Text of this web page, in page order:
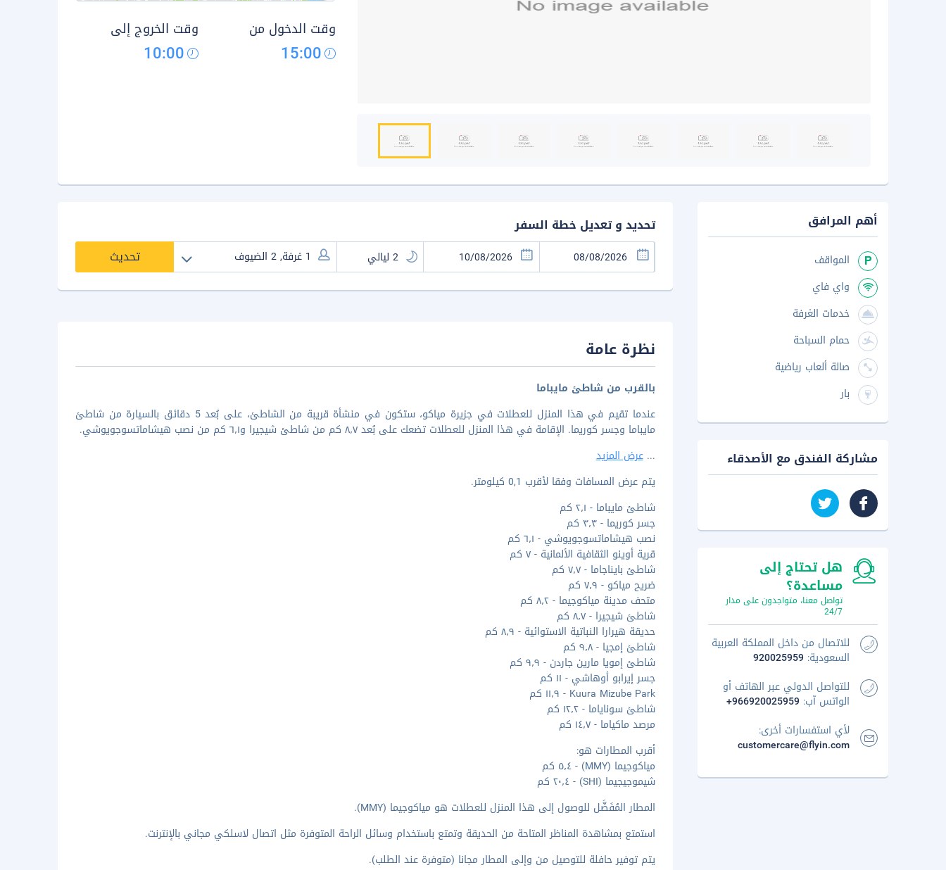
وقت الدخول من
15:00
وقت الخروج إلى
10:00
تحديد و تعديل خطة السفر
تحديث
نظرة عامة
بالقرب من شاطئ مايباما
عندما تقيم في هذا المنزل للعطلات في جزيرة مياكو، ستكون في منشأة قريبة من الشاطئ، على بُعد 5 دقائق بالسيارة من شاطئ
مايباما وجسر كوريما. الإقامة في هذا المنزل للعطلات تضعك على بُعد ٨٫٧ كم من شاطئ شيجيرا و٦٫١ كم من نصب هيشاماتسوجويوشي.
...عرض المزيد
يتم عرض المسافات وفقا لأقرب 0,1 كيلومتر.
شاطئ مايباما - ٢٫١ كم
جسر كوريما - ٣٫٣ كم
نصب هيشاماتسوجويوشي - ٦٫١ كم
قرية أوينو الثقافية الألمانية - ٧ كم
شاطئ بايناجاما - ٧٫٧ كم
ضريح مياكو - ٧٫٩ كم
متحف مدينة مياكوجيما - ٨٫٢ كم
شاطئ شيجيرا - ٨٫٧ كم
حديقة هيرارا النباتية الاستوائية - ٨٫٩ كم
شاطئ إمجيا - ٩٫٨ كم
شاطئ إمويا مارين جاردن - ٩٫٩ كم
جسر إيرابو أوهاشي - ١١ كم
Kuura Mizube Park - ١١٫٩ كم
شاطئ سوناياما - ١٢٫٢ كم
مرصد ماكياما - ١٤٫٧ كم
أقرب المطارات هو:
مياكوجيما (MMY) - ٥٫٤ كم
شيموجيجيما (SHI) - ٢٠٫٤ كم
المطار المُفَضَّل للوصول إلى هذا المنزل للعطلات هو مياكوجيما (MMY).
استمتع بمشاهدة المناظر المتاحة من الحديقة وتمتع باستخدام وسائل الراحة المتوفرة مثل اتصال لاسلكي مجاني بالإنترنت.
يتم توفير حافلة للتوصيل من وإلى المطار مجانا (متوفرة عند الطلب).
أهم المرافق
المواقف
واي فاي
خدمات الغرفة
حمام السباحة
صالة ألعاب رياضية
بار
مشاركة الفندق مع الأصدقاء
هل تحتاج إلى
مساعدة؟
تواصل معنا، متواجدون على مدار
24/7
للاتصال من داخل المملكة العربية
السعودية: 920025959
للتواصل الدولي عبر الهاتف أو
الواتس آب: +966920025959
لأي استفسارات أخرى:
customercare@flyin.com